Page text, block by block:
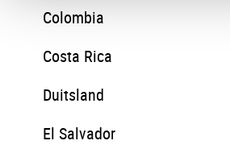
Colombia
Costa Rica
Duitsland
El Salvador